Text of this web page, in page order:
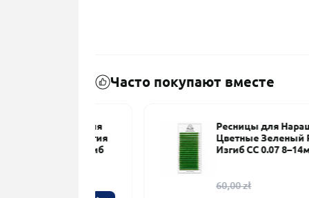
Часто покупают вместе
Ресницы для Наращивания
Цветные Зеленый PLATINUM
Изгиб CC 0.07 8–14мм